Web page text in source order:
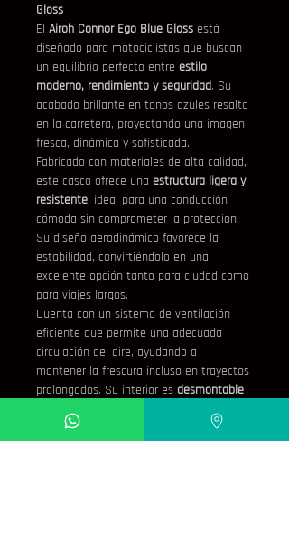
Gloss
El Airoh Connor Ego Blue Gloss está
diseñado para motociclistas que buscan
un equilibrio perfecto entre estilo
moderno, rendimiento y seguridad. Su
acabado brillante en tonos azules resalta
en la carretera, proyectando una imagen
fresca, dinámica y sofisticada.
Fabricado con materiales de alta calidad,
este casco ofrece una estructura ligera y
resistente, ideal para una conducción
cómoda sin comprometer la protección.
Su diseño aerodinámico favorece la
estabilidad, convirtiéndolo en una
excelente opción tanto para ciudad como
para viajes largos.
Cuenta con un sistema de ventilación
eficiente que permite una adecuada
circulación del aire, ayudando a
mantener la frescura incluso en trayectos
prolongados. Su interior es desmontable
y lavable
garantizan un ajuste ergonómico y